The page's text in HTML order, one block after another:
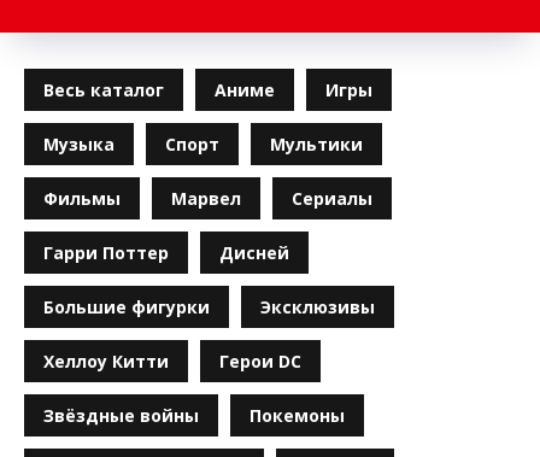
Весь каталог Аниме Игры
Музыка Спорт Мультики
Фильмы Марвел Сериалы
Гарри Поттер Дисней
Большие фигурки Эксклюзивы
Хеллоу Китти Герои DC
Звёздные войны Покемоны